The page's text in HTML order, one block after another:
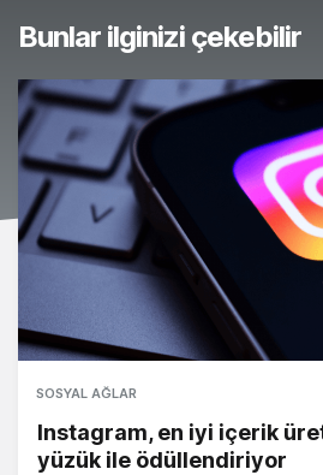
Bunlar ilginizi çekebilir
SOSYAL AĞLAR
Instagram, en iyi içerik
yüzük ile ödüllendiriyor